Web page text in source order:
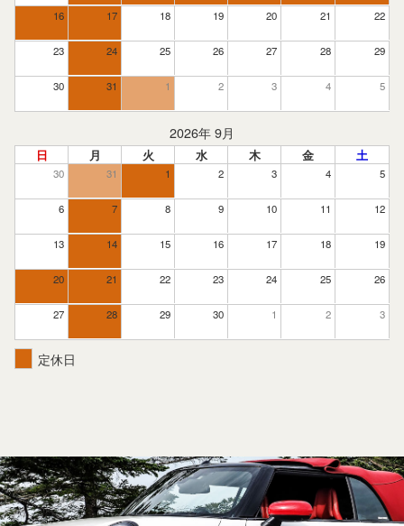
16 17 18 19 20 21 22
23 24 25 26 27 28 29
30 31 1 2 3 4 5
2026年 9月
日 月 火 水 木 金 土
30 31 1 2 3 4 5
6 7 8 9 10 11 12
13 14 15 16 17 18 19
20 21 22 23 24 25 26
27 28 29 30 1 2 3
定休日